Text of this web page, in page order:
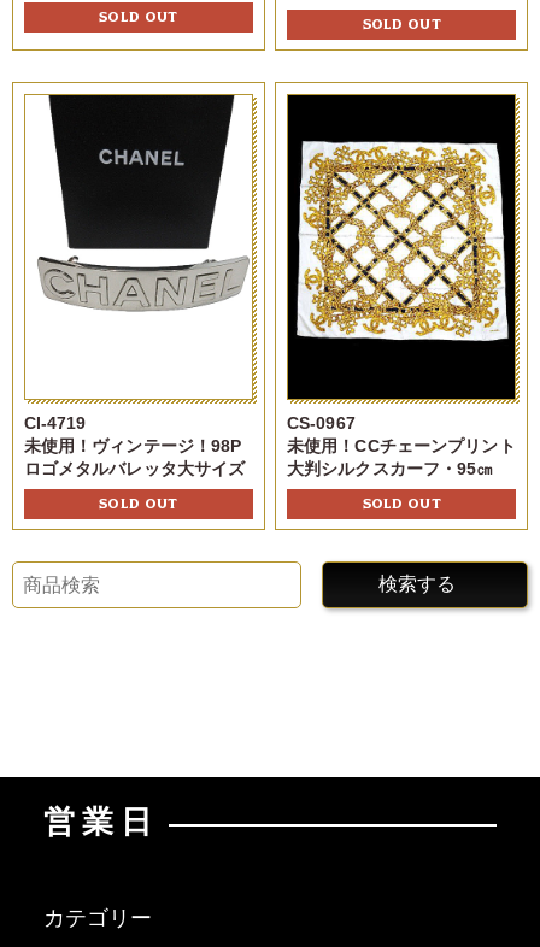
SOLD OUT SOLD OUT
CI-4719
未使用！ヴィンテージ！98P
ロゴメタルバレッタ大サイズ
SOLD OUT
CS-0967
未使用！CCチェーンプリント
大判シルクスカーフ・95㎝
SOLD OUT
検索する
営業日
カテゴリー